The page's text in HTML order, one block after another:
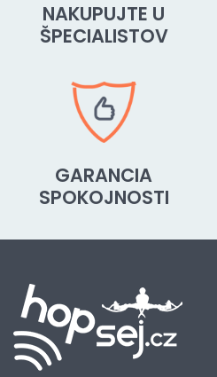
NAKUPUJTE U
ŠPECIALISTOV
GARANCIA
SPOKOJNOSTI